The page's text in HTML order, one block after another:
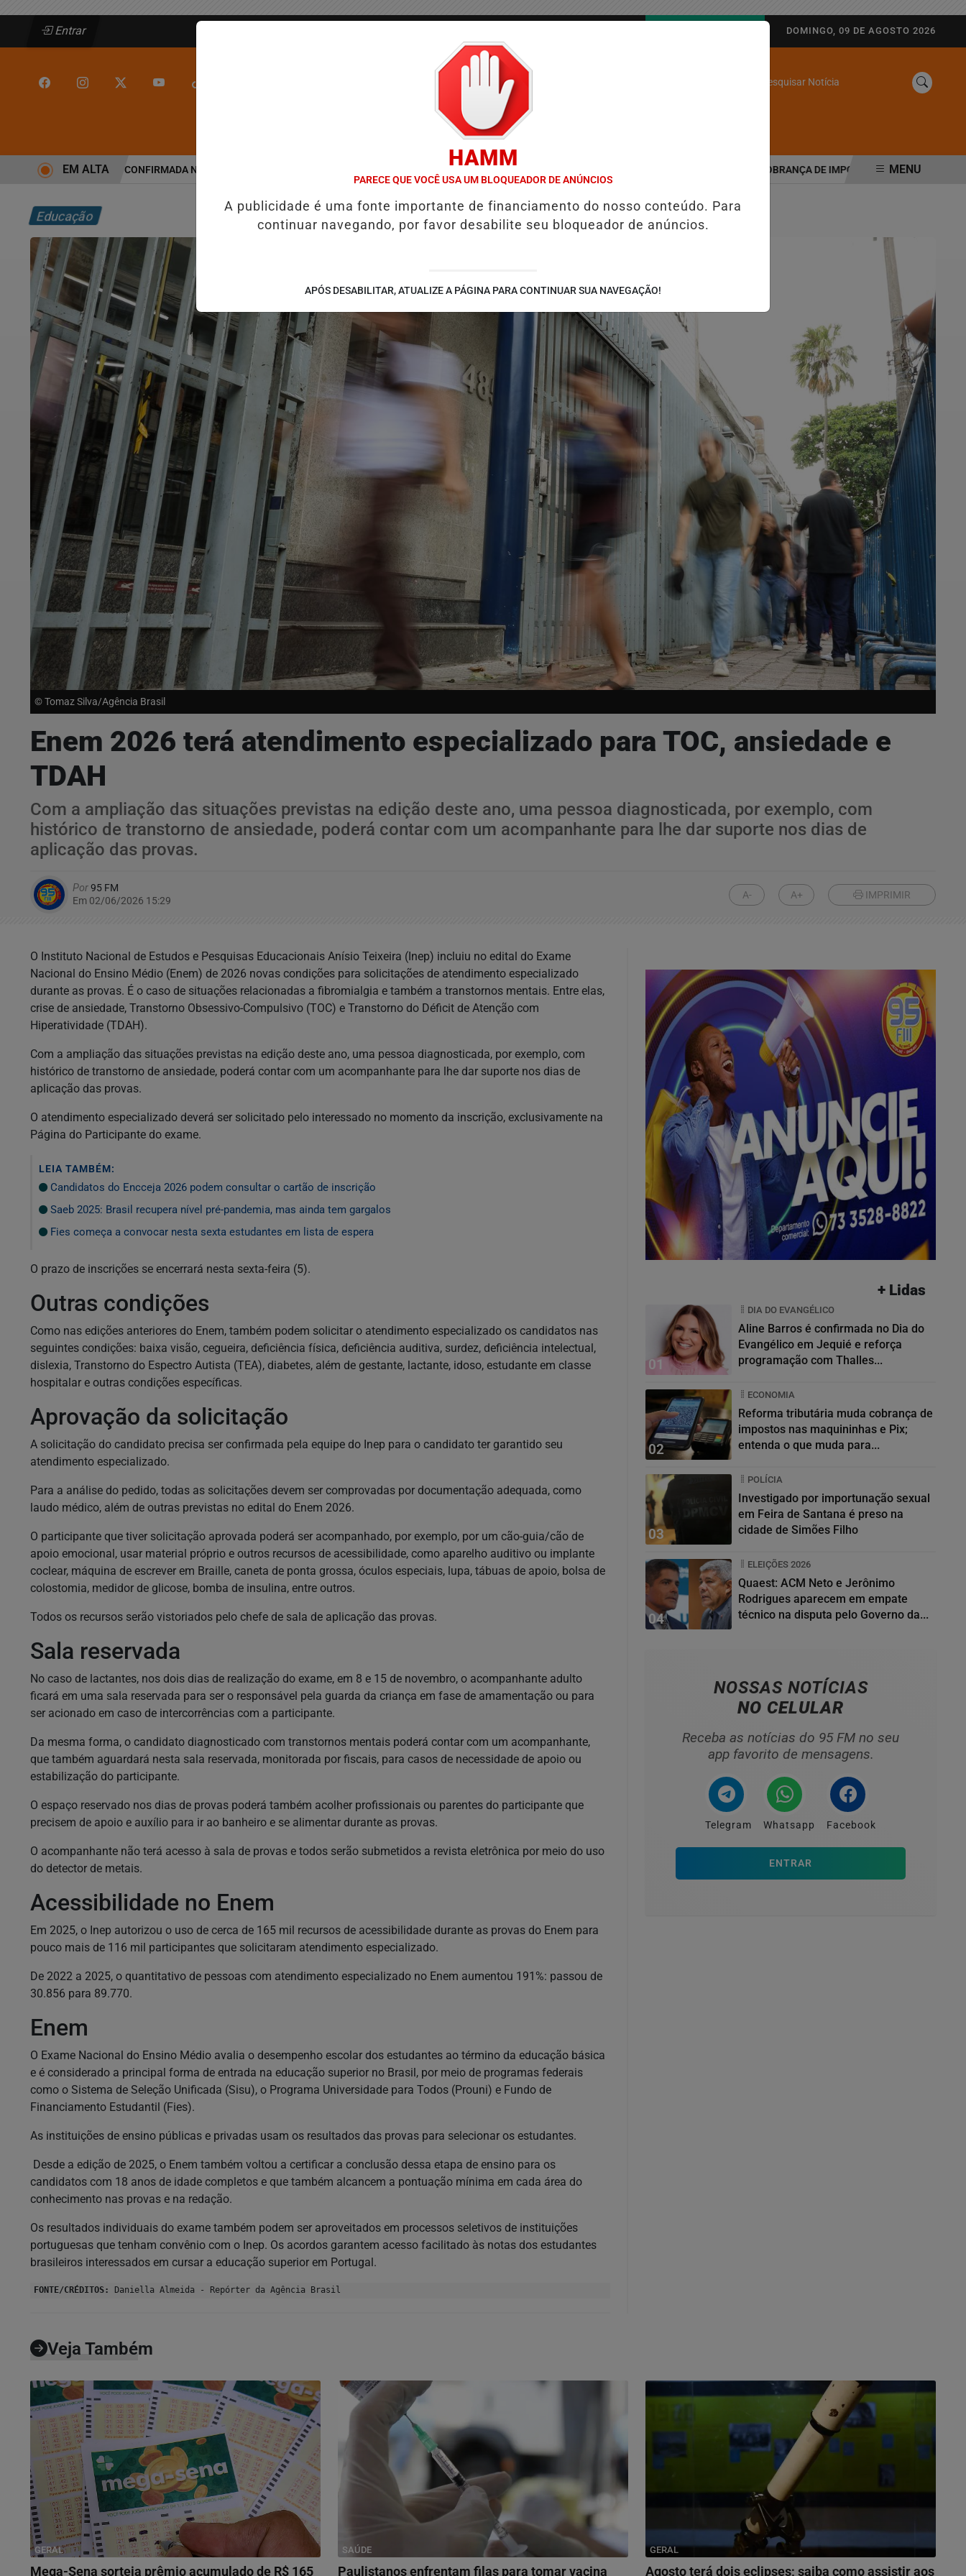
Entrar DOMINGO, 09 DE AGOSTO 2026
Pesquisar Notícia
/ PUBLICIDADES LEGAIS
ALINE BARROS É CONFIRMADA NO DIA DO EVANGÉLICO EM JEQUIÉ E REFORÇA PROGRAMAÇÃO COM THALLES ROBERTO REFORMA TRIBUTÁRIA MUDA COBRANÇA DE IMPOSTOS NAS MAQUININHAS E
EM ALTA MENU
Educação
© Tomaz Silva/Agência Brasil
Enem 2026 terá atendimento especializado para TOC, ansiedade e
TDAH
Com a ampliação das situações previstas na edição deste ano, uma pessoa diagnosticada, por exemplo, com
histórico de transtorno de ansiedade, poderá contar com um acompanhante para lhe dar suporte nos dias de
aplicação das provas.
Por95 FM
Em 02/06/2026 15:29
A- A+ IMPRIMIR
O Instituto Nacional de Estudos e Pesquisas Educacionais Anísio Teixeira (Inep) incluiu no edital do Exame
Nacional do Ensino Médio (Enem) de 2026 novas condições para solicitações de atendimento especializado
durante as provas. É o caso de situações relacionadas a fibromialgia e também a transtornos mentais. Entre elas,
crise de ansiedade, Transtorno Obsessivo-Compulsivo (TOC) e Transtorno do Déficit de Atenção com
Hiperatividade (TDAH).
Com a ampliação das situações previstas na edição deste ano, uma pessoa diagnosticada, por exemplo, com
histórico de transtorno de ansiedade, poderá contar com um acompanhante para lhe dar suporte nos dias de
aplicação das provas.
O atendimento especializado deverá ser solicitado pelo interessado no momento da inscrição, exclusivamente na
Página do Participante do exame.
LEIA TAMBÉM:
Candidatos do Encceja 2026 podem consultar o cartão de inscrição
Saeb 2025: Brasil recupera nível pré-pandemia, mas ainda tem gargalos
Fies começa a convocar nesta sexta estudantes em lista de espera
O prazo de inscrições se encerrará nesta sexta-feira (5).
Outras condições
Como nas edições anteriores do Enem, também podem solicitar o atendimento especializado os candidatos nas
seguintes condições: baixa visão, cegueira, deficiência física, deficiência auditiva, surdez, deficiência intelectual,
dislexia, Transtorno do Espectro Autista (TEA), diabetes, além de gestante, lactante, idoso, estudante em classe
hospitalar e outras condições específicas.
Aprovação da solicitação
A solicitação do candidato precisa ser confirmada pela equipe do Inep para o candidato ter garantido seu
atendimento especializado.
Para a análise do pedido, todas as solicitações devem ser comprovadas por documentação adequada, como
laudo médico, além de outras previstas no edital do Enem 2026.
O participante que tiver solicitação aprovada poderá ser acompanhado, por exemplo, por um cão-guia/cão de
apoio emocional, usar material próprio e outros recursos de acessibilidade, como aparelho auditivo ou implante
coclear, máquina de escrever em Braille, caneta de ponta grossa, óculos especiais, lupa, tábuas de apoio, bolsa de
colostomia, medidor de glicose, bomba de insulina, entre outros.
Todos os recursos serão vistoriados pelo chefe de sala de aplicação das provas.
Sala reservada
No caso de lactantes, nos dois dias de realização do exame, em 8 e 15 de novembro, o acompanhante adulto
ficará em uma sala reservada para ser o responsável pela guarda da criança em fase de amamentação ou para
ser acionado em caso de intercorrências com a participante.
Da mesma forma, o candidato diagnosticado com transtornos mentais poderá contar com um acompanhante,
que também aguardará nesta sala reservada, monitorada por fiscais, para casos de necessidade de apoio ou
estabilização do participante.
O espaço reservado nos dias de provas poderá também acolher profissionais ou parentes do participante que
precisem de apoio e auxílio para ir ao banheiro e se alimentar durante as provas.
O acompanhante não terá acesso à sala de provas e todos serão submetidos a revista eletrônica por meio do uso
do detector de metais.
Acessibilidade no Enem
Em 2025, o Inep autorizou o uso de cerca de 165 mil recursos de acessibilidade durante as provas do Enem para
pouco mais de 116 mil participantes que solicitaram atendimento especializado.
De 2022 a 2025, o quantitativo de pessoas com atendimento especializado no Enem aumentou 191%: passou de
30.856 para 89.770.
Enem
O Exame Nacional do Ensino Médio avalia o desempenho escolar dos estudantes ao término da educação básica
e é considerado a principal forma de entrada na educação superior no Brasil, por meio de programas federais
como o Sistema de Seleção Unificada (Sisu), o Programa Universidade para Todos (Prouni) e Fundo de
Financiamento Estudantil (Fies).
As instituições de ensino públicas e privadas usam os resultados das provas para selecionar os estudantes.
Desde a edição de 2025, o Enem também voltou a certificar a conclusão dessa etapa de ensino para os
candidatos com 18 anos de idade completos e que também alcancem a pontuação mínima em cada área do
conhecimento nas provas e na redação.
Os resultados individuais do exame também podem ser aproveitados em processos seletivos de instituições
portuguesas que tenham convênio com o Inep. Os acordos garantem acesso facilitado às notas dos estudantes
brasileiros interessados em cursar a educação superior em Portugal.
FONTE/CRÉDITOS: Daniella Almeida - Repórter da Agência Brasil
+ Lidas
01
DIA DO EVANGÉLICO
Aline Barros é confirmada no Dia do
Evangélico em Jequié e reforça
programação com Thalles...
02
ECONOMIA
Reforma tributária muda cobrança de
impostos nas maquininhas e Pix;
entenda o que muda para...
03
POLÍCIA
Investigado por importunação sexual
em Feira de Santana é preso na
cidade de Simões Filho
04
ELEIÇÕES 2026
Quaest: ACM Neto e Jerônimo
Rodrigues aparecem em empate
técnico na disputa pelo Governo da...
NOSSAS NOTÍCIAS
NO CELULAR
Receba as notícias do 95 FM no seu
app favorito de mensagens.
Telegram Whatsapp Facebook
ENTRAR
Veja Também
GERAL
Mega-Sena sorteia prêmio acumulado de R$ 165
SAÚDE
Paulistanos enfrentam filas para tomar vacina
GERAL
Agosto terá dois eclipses; saiba como assistir aos
HAMM
PARECE QUE VOCÊ USA UM BLOQUEADOR DE ANÚNCIOS
A publicidade é uma fonte importante de financiamento do nosso conteúdo. Para
continuar navegando, por favor desabilite seu bloqueador de anúncios.
APÓS DESABILITAR, ATUALIZE A PÁGINA PARA CONTINUAR SUA NAVEGAÇÃO!